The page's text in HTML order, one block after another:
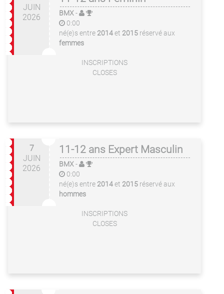
JUIN
2026
BMX-
0:00
né(e)s entre 2014et 2015 réservé aux
femmes
INSCRIPTIONS
CLOSES
7
JUIN
2026
11-12 ans Expert Masculin
BMX-
0:00
né(e)s entre 2014et 2015 réservé aux
hommes
INSCRIPTIONS
CLOSES